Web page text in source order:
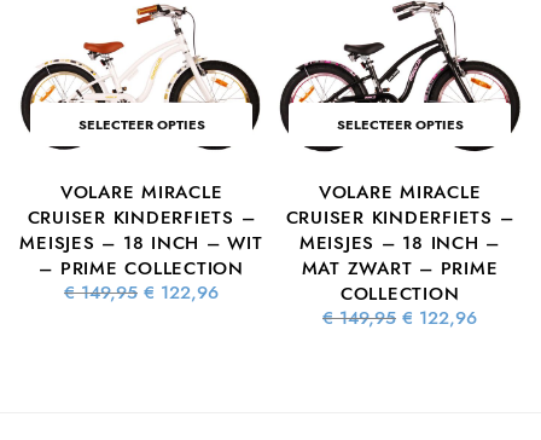
SELECTEER OPTIES
VOLARE MIRACLE
CRUISER KINDERFIETS –
MEISJES – 18 INCH – WIT
– PRIME COLLECTION
€149,95 Oorspronkelijke
prijs was:
€ 122,96
SELECTEER OPTIES
VOLARE MIRACLE
CRUISER KINDERFIETS –
MEISJES – 18 INCH –
MAT ZWART – PRIME
COLLECTION
€149,95 Oorspronkelijke
prijs was:
€ 122,96